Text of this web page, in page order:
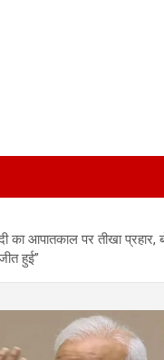
का आपातकाल पर तीखा प्रहार,
हुई”